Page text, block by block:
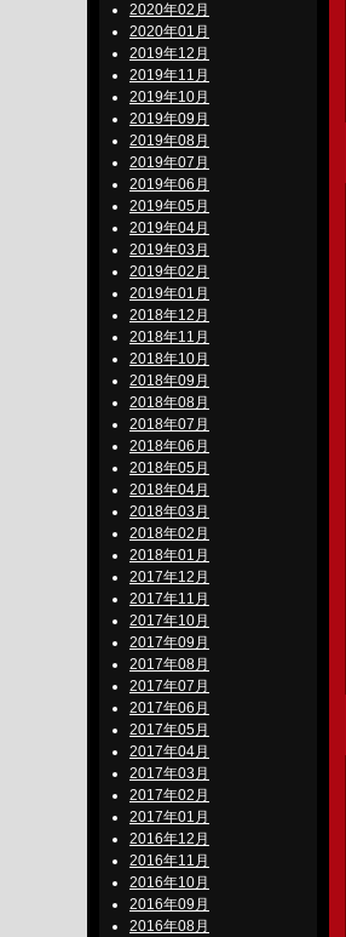
2020年02月
2020年01月
2019年12月
2019年11月
2019年10月
2019年09月
2019年08月
2019年07月
2019年06月
2019年05月
2019年04月
2019年03月
2019年02月
2019年01月
2018年12月
2018年11月
2018年10月
2018年09月
2018年08月
2018年07月
2018年06月
2018年05月
2018年04月
2018年03月
2018年02月
2018年01月
2017年12月
2017年11月
2017年10月
2017年09月
2017年08月
2017年07月
2017年06月
2017年05月
2017年04月
2017年03月
2017年02月
2017年01月
2016年12月
2016年11月
2016年10月
2016年09月
2016年08月